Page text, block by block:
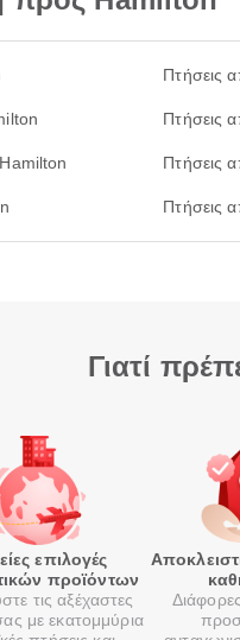
Πτήσεις
Πτήσεις
Πτήσεις
Πτήσεις
Γιατί
επιλογές
προϊόντων
τις αξέχαστες
με εκατομμύρια